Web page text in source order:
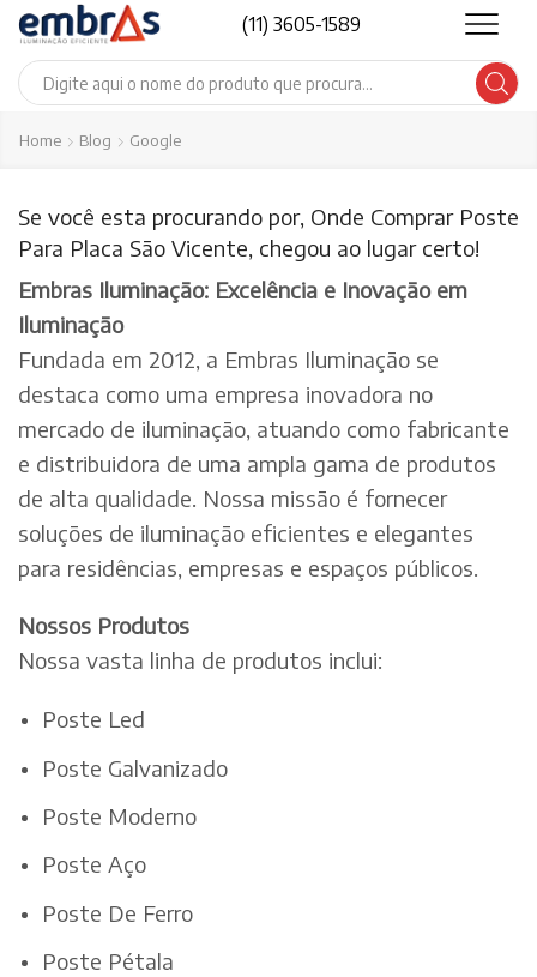
(11) 3605-1589
Search
Home Blog Google
Se você esta procurando por, Onde Comprar Poste
Para Placa São Vicente, chegou ao lugar certo!
Embras Iluminação: Excelência e Inovação em
Iluminação
Fundada em 2012, a Embras Iluminação se
destaca como uma empresa inovadora no
mercado de iluminação, atuando como fabricante
e distribuidora de uma ampla gama de produtos
de alta qualidade. Nossa missão é fornecer
soluções de iluminação eficientes e elegantes
para residências, empresas e espaços públicos.
Nossos Produtos
Nossa vasta linha de produtos inclui:
Poste Led
Poste Galvanizado
Poste Moderno
Poste Aço
Poste De Ferro
Poste Pétala